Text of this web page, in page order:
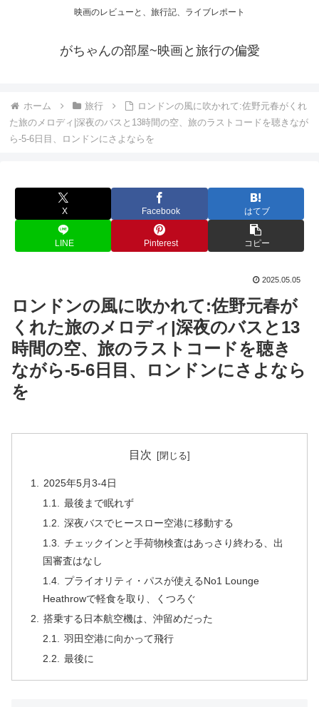
映画のレビューと、旅行記、ライブレポート
がちゃんの部屋~映画と旅行の偏愛
ホーム 旅行
ロンドンの風に吹かれて:佐野元春がくれ
た旅のメロディ|深夜のバスと13時間の空、旅のラストコードを聴きなが
ら-5-6日目、ロンドンにさよならを
X Facebook はてブ
LINE Pinterest コピー
2025.05.05
ロンドンの風に吹かれて:佐野元春が
くれた旅のメロディ|深夜のバスと13
時間の空、旅のラストコードを聴き
ながら-5-6日目、ロンドンにさよなら
を
目次
2025年5月3-4日
最後まで眠れず
深夜バスでヒースロー空港に移動する
チェックインと手荷物検査はあっさり終わる、出
国審査はなし
プライオリティ・パスが使えるNo1 Lounge
Heathrowで軽食を取り、くつろぐ
搭乗する日本航空機は、沖留めだった
羽田空港に向かって飛行
最後に